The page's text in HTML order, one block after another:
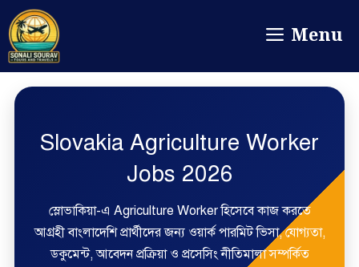
Menu
Slovakia Agriculture Worker
Jobs 2026
স্লোভাকিয়া-এ Agriculture Worker হিসেবে কাজ করতে
আগ্রহী বাংলাদেশি প্রার্থীদের জন্য ওয়ার্ক পারমিট ভিসা, যোগ্যতা,
ডকুমেন্ট, আবেদন প্রক্রিয়া ও প্রসেসিং নীতিমালা সম্পর্কিত